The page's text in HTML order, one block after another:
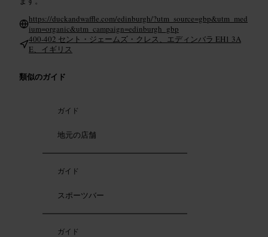
https://duckandwaffle.com/edinburgh/?utm_source=gbp&utm_med
ium=organic&utm_campaign=edinburgh_gbp
400-402 セント・ジェームズ・クレス、エディンバラ EH1 3A
E、イギリス
類似のガイド
ガイド
地元の店舗
ガイド
スポーツバー
ガイド